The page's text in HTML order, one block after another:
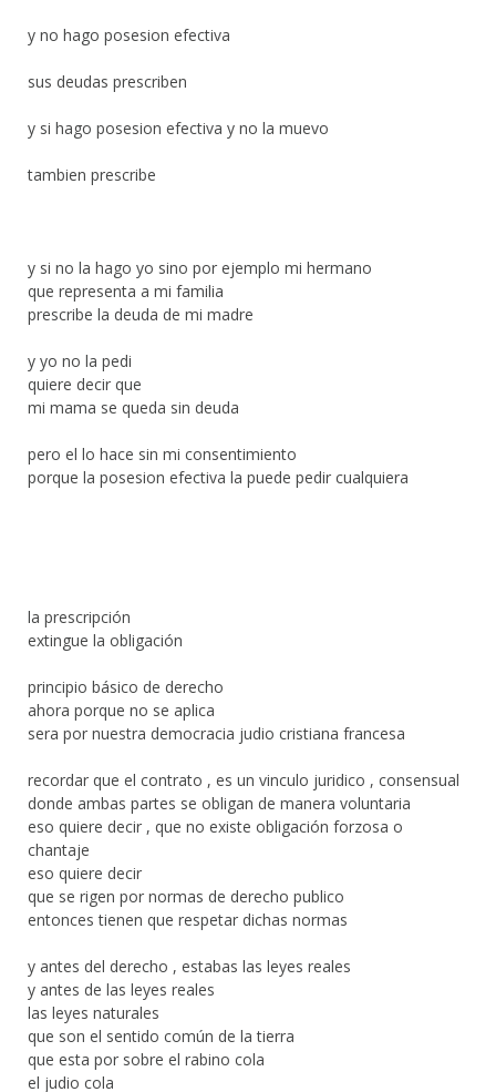
y no hago posesion efectiva
sus deudas prescriben
y si hago posesion efectiva y no la muevo
tambien prescribe
y si no la hago yo sino por ejemplo mi hermano
que representa a mi familia
prescribe la deuda de mi madre
y yo no la pedi
quiere decir que
mi mama se queda sin deuda
pero el lo hace sin mi consentimiento
porque la posesion efectiva la puede pedir cualquiera
la prescripción
extingue la obligación
principio básico de derecho
ahora porque no se aplica
sera por nuestra democracia judio cristiana francesa
recordar que el contrato , es un vinculo juridico , consensual
donde ambas partes se obligan de manera voluntaria
eso quiere decir , que no existe obligación forzosa o
chantaje
eso quiere decir
que se rigen por normas de derecho publico
entonces tienen que respetar dichas normas
y antes del derecho , estabas las leyes reales
y antes de las leyes reales
las leyes naturales
que son el sentido común de la tierra
que esta por sobre el rabino cola
el judio cola